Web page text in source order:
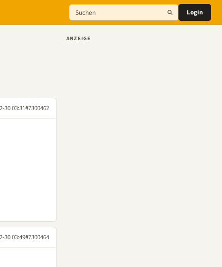
Login
30 03:31#7300462
30 03:49#7300464
ANZEIGE